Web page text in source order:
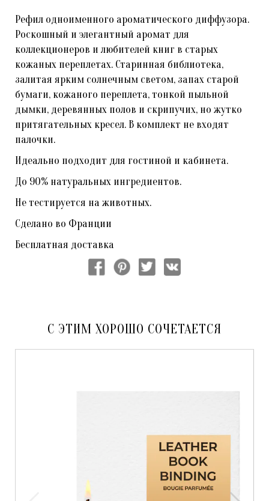
Рефил одноименного ароматического диффузора.
Роскошный и элегантный аромат для
коллекционеров и любителей книг в старых
кожаных переплетах. Старинная библиотека,
залитая ярким солнечным светом, запах старой
бумаги, кожаного переплета, тонкой пыльной
дымки, деревянных полов и скрипучих, но жутко
притягательных кресел. В комплект не входят
палочки.
Идеально подходит для гостиной и кабинета.
До 90% натуральных ингредиентов.
Не тестируется на животных.
Сделано во Франции
Бесплатная доставка
С ЭТИМ ХОРОШО СОЧЕТАЕТСЯ